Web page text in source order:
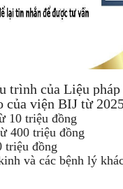
trình của Liệu pháp
của viện BIJ từ
10 triệu đồng
400 triệu đồng
triệu đồng
và các bệnh lý